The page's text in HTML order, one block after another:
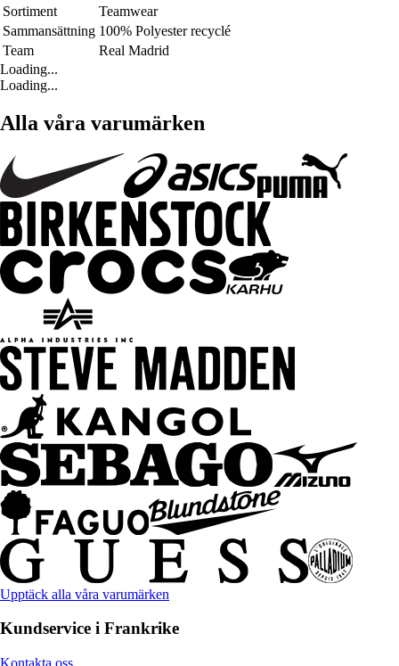
Sortiment
Teamwear
Sammansättning 100% Polyester recyclé
Team
Real Madrid
Loading...
Loading...
Alla våra varumärken
Upptäck alla våra varumärken
Kundservice i Frankrike
Kontakta oss